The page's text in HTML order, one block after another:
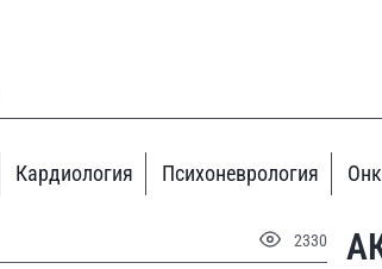
Кардиология Психоневрология
2330